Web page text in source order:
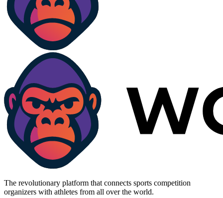
The revolutionary platform that connects sports competition
organizers with athletes from all over the world.